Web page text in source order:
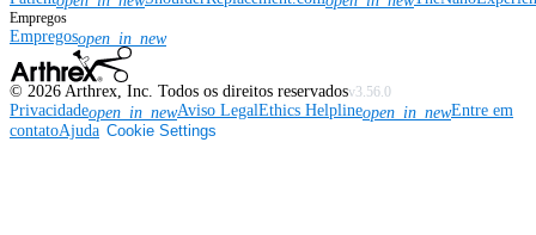
Empregos
Empregosopen_in_new
© 2026 Arthrex, Inc. Todos os direitos reservadosv3.56.0
Privacidadeopen_in_newAviso LegalEthics Helplineopen_in_newEntre em
contatoAjuda Cookie Settings